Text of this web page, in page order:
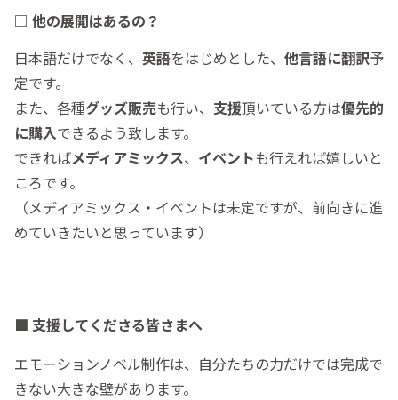
□ 他の展開はあるの？
日本語だけでなく、 英語をはじめとした、 他言語に翻訳予
定です。
また、各種グッズ販売も行い、 支援頂いている方は優先的
に購入できるよう致します。
できればメディアミックス、 イベントも行えれば嬉しいと
ころです。
（メディアミックス・イベントは未定ですが、前向きに進
めていきたいと思っています）
■ 支援してくださる皆さまへ
エモーションノベル制作は、自分たちの力だけでは完成で
きない大きな壁があります。